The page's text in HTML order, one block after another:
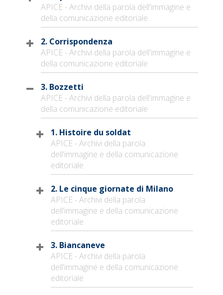
APICE - Archivi della parola dell'immagine e
della comunicazione editoriale
2. Corrispondenza
APICE - Archivi della parola dell'immagine e
della comunicazione editoriale
3. Bozzetti
APICE - Archivi della parola dell'immagine e
della comunicazione editoriale
1. Histoire du soldat
APICE - Archivi della parola
dell'immagine e della comunicazione
editoriale
2. Le cinque giornate di Milano
APICE - Archivi della parola
dell'immagine e della comunicazione
editoriale
3. Biancaneve
APICE - Archivi della parola
dell'immagine e della comunicazione
editoriale